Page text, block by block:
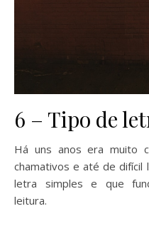
6 – Tipo de
Há uns anos era muito
chamativos e até de difícil
letra simples e que
leitura.